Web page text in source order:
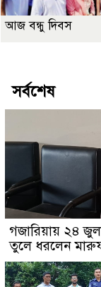
আজ বন্ধু দিবস
সর্বশেষ
গজারিয়ায় ২৪
তুলে ধরলেন